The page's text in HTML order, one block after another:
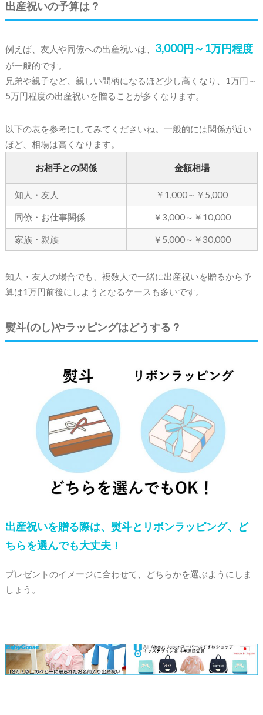
出産祝いの予算は？
例えば、友人や同僚への出産祝いは、 3,000円～1万円程度
が一般的です。
兄弟や親子など、親しい間柄になるほど少し高くなり、1万円～
5万円程度の出産祝いを贈ることが多くなります。
以下の表を参考にしてみてくださいね。一般的には関係が近い
ほど、相場は高くなります。
お相手との関係 金額相場
知人・友人 ￥1,000～￥5,000
同僚・お仕事関係 ￥3,000～￥10,000
家族・親族 ￥5,000～￥30,000
知人・友人の場合でも、複数人で一緒に出産祝いを贈るから予
算は1万円前後にしようとなるケースも多いです。
熨斗(のし)やラッピングはどうする？
出産祝いを贈る際は、熨斗とリボンラッピング、ど
ちらを選んでも大丈夫！
プレゼントのイメージに合わせて、どちらかを選ぶようにしま
しょう。